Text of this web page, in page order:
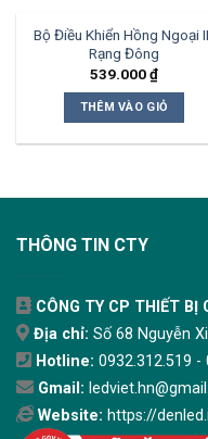
Bộ Điều Khiển Hồng Ngoại
Rạng Đông
539.000₫
THÊM VÀO GIỎ
THÔNG TIN CTY
CÔNG TY CP THIẾT BỊ
Địa chỉ: Số 68 Nguyễn
Hotline: 0932.312.519 -
Gmail:
Website: https://